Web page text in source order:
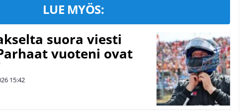
LUE MYÖS:
suora viesti
vuoteni ovat
15:42